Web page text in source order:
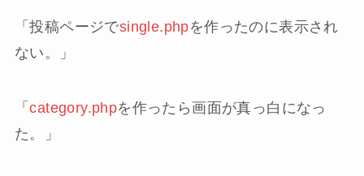
「投稿ページでsingle.phpを作ったのに表示され
ない。」
「category.phpを作ったら画面が真っ白になっ
た。」